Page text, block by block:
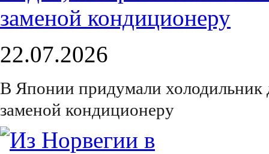
22.07.2026
В Японии придумали
заменой кондиционеру